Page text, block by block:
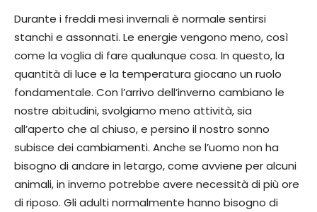
Durante i freddi mesi invernali è normale sentirsi
stanchi e assonnati. Le energie vengono meno, così
come la voglia di fare qualunque cosa. In questo, la
quantità di luce e la temperatura giocano un ruolo
fondamentale. Con l’arrivo dell’inverno cambiano le
nostre abitudini, svolgiamo meno attività, sia
all’aperto che al chiuso, e persino il nostro sonno
subisce dei cambiamenti. Anche se l’uomo non ha
bisogno di andare in letargo, come avviene per alcuni
animali, in inverno potrebbe avere necessità di più ore
di riposo. Gli adulti normalmente hanno bisogno di